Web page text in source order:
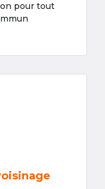
pour tout